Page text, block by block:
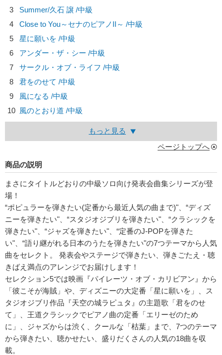
3
Summer/久石 譲 /中級
4
Close to You～セナのピアノII～ /中級
5
星に願いを /中級
6
アンダー・ザ・シー /中級
7
サークル・オブ・ライフ /中級
8
君をのせて /中級
9
風になる /中級
10 風のとおり道 /中級
もっと見る
ページトップへ
商品の説明
まさにタイトルどおりの中級ソロ向け発表会曲集シリーズが登
場！
“ポピュラーを弾きたい(定番から最近人気の曲まで)"、“ディズ
ニーを弾きたい"、“スタジオジブリを弾きたい"、“クラシックを
弾きたい"、“ジャズを弾きたい"、“定番のJ-POPを弾きた
い"、“語り継がれる日本のうたを弾きたい"の7つテーマから人気
曲をセレクト。 発表会やステージで弾きたい、弾きごたえ・聴
きばえ満点のアレンジでお届けします！
セレクション5では映画『パイレーツ・オブ・カリビアン』から
「彼こそが海賊」や、ディズニーの大定番「星に願いを」、ス
タジオジブリ作品『天空の城ラピュタ』の主題歌「君をのせ
て」、王道クラシックでピアノ曲の定番「エリーゼのため
に」、ジャズからは渋く、クールな「枯葉」まで、7つのテーマ
から弾きたい、聴かせたい、盛りだくさんの人気の18曲を収
載。